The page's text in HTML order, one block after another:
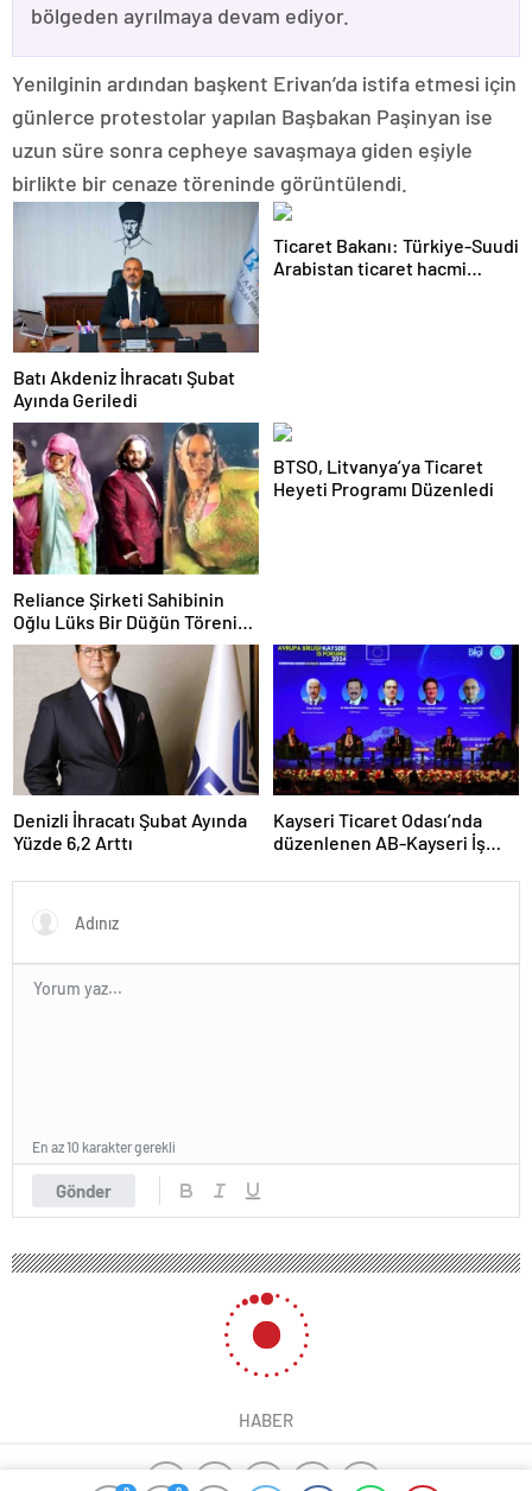
bölgeden ayrılmaya devam ediyor.
Yenilginin ardından başkent Erivan’da istifa etmesi için
günlerce protestolar yapılan Başbakan Paşinyan ise
uzun süre sonra cepheye savaşmaya giden eşiyle
birlikte bir cenaze töreninde görüntülendi.
Batı Akdeniz İhracatı Şubat
Ayında Geriledi
Ticaret Bakanı: Türkiye-Suudi
Arabistan ticaret hacmi
Reliance Şirketi Sahibinin
Oğlu Lüks Bir Düğün Töreni
Düzenledi
BTSO, Litvanya’ya Ticaret
Heyeti Programı Düzenledi
Denizli İhracatı Şubat Ayında
Yüzde 6,2 Arttı
Kayseri Ticaret Odası’nda
düzenlenen AB-Kayseri İş
ve dijitalleşme vurgusu
Gönder
En az 10 karakter gerekli
HABER